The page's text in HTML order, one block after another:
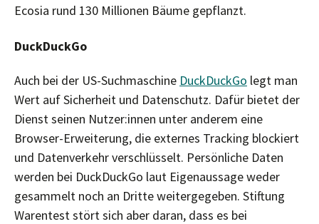
Ecosia rund 130 Millionen Bäume gepflanzt.
DuckDuckGo
Auch bei der US-Suchmaschine DuckDuckGo legt man
Wert auf Sicherheit und Datenschutz. Dafür bietet der
Dienst seinen Nutzer:innen unter anderem eine
Browser-Erweiterung, die externes Tracking blockiert
und Datenverkehr verschlüsselt. Persönliche Daten
werden bei DuckDuckGo laut Eigenaussage weder
gesammelt noch an Dritte weitergegeben. Stiftung
Warentest stört sich aber daran, dass es bei